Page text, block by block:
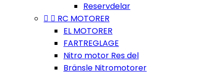
Reservdelar
  RC MOTORER
EL MOTORER
FARTREGLAGE
Nitro motor Res del
Bränsle Nitromotorer